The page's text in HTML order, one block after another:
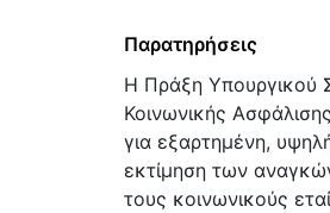
Παρατηρήσεις
Η Πράξη Υπουργικού
Κοινωνικής
για εξαρτημένη,
εκτίμηση των
τους κοινωνικούς